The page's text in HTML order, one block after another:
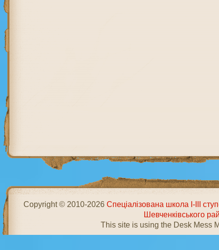
Copyright © 2010-2026Спеціалізована школа І-ІІІ
Шевченківського
This site is using the Desk Mess